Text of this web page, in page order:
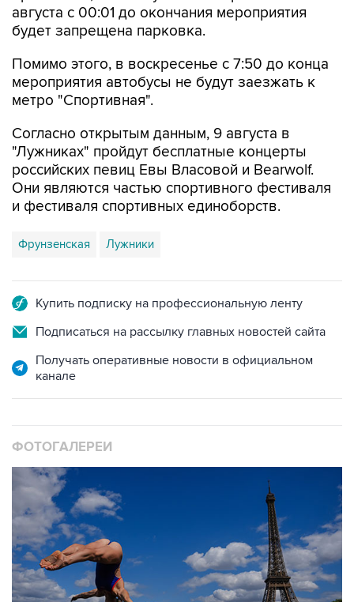
августа с 00:01 до окончания мероприятия
будет запрещена парковка.
Помимо этого, в воскресенье с 7:50 до конца
мероприятия автобусы не будут заезжать к
метро "Спортивная".
Согласно открытым данным, 9 августа в
"Лужниках" пройдут бесплатные концерты
российских певиц Евы Власовой и Bearwolf.
Они являются частью спортивного фестиваля
и фестиваля спортивных единоборств.
Фрунзенская Лужники
Купить подписку на профессиональную ленту
Подписаться на рассылку главных новостей сайта
Получать оперативные новости в официальном
канале
ФОТОГАЛЕРЕИ